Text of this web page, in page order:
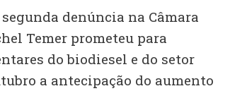
denúncia na Câmara
Temer prometeu para
do biodiesel e do setor
a antecipação do aumento